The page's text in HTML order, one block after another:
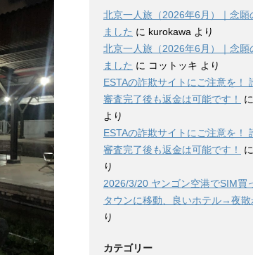
北京一人旅（2026年6月）｜念願
ました に kurokawa より
北京一人旅（2026年6月）｜念願
ました に コットッキ より
ESTAの詐欺サイトにご注意を！
審査完了後も返金は可能です！
に
より
ESTAの詐欺サイトにご注意を！
審査完了後も返金は可能です！
に
り
2026/3/20 ヤンゴン空港でSIM買
タウンに移動、良いホテル→夜散
り
カテゴリー